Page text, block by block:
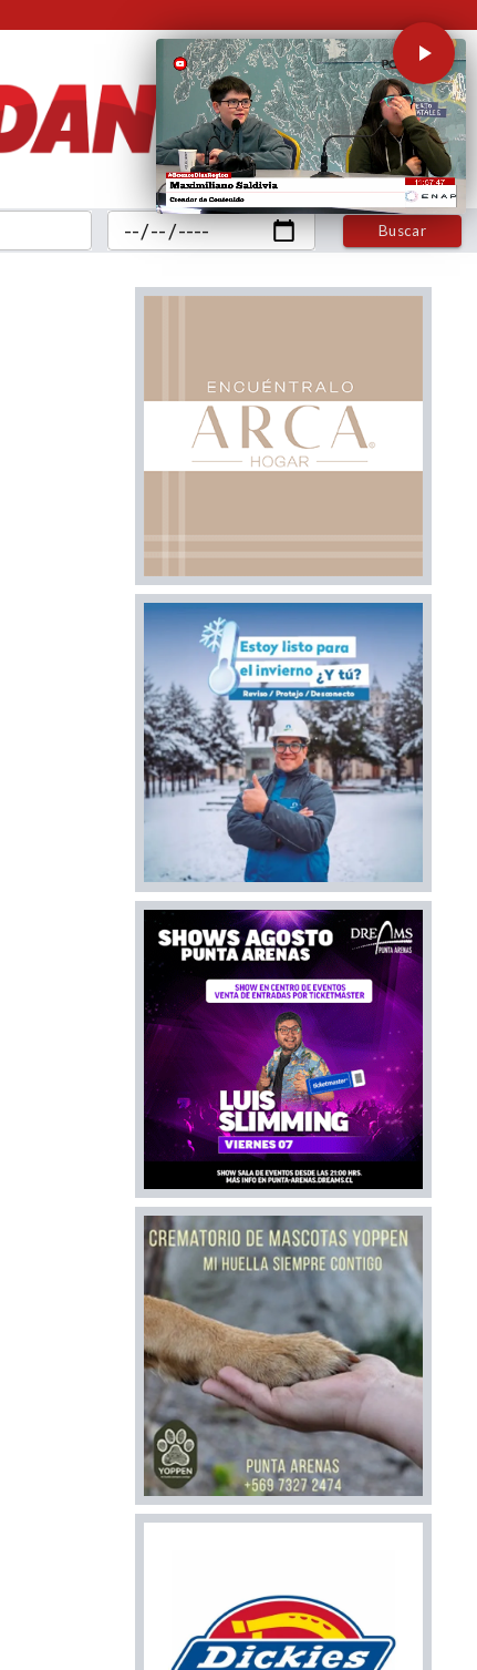
Buscar